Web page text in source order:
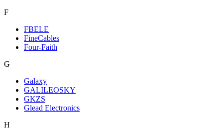
F
FBELE
FineCables
Four-Faith
G
Galaxy
GALILEOSKY
GKZS
Glead Electronics
H